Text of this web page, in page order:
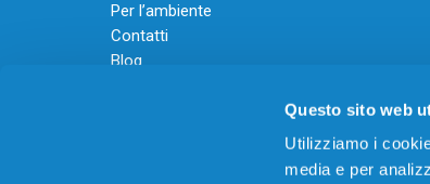
Questo sito web
Utilizziamo i
media e per
Per l’ambiente
Contatti
Blog
Guadagna con il Dropship